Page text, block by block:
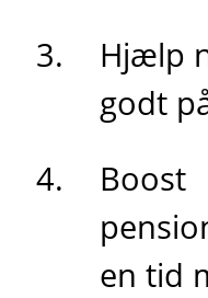
Hjælp
godt
Boost
en tid